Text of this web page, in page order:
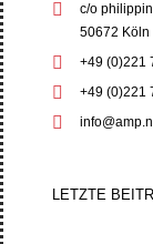
c/o
50672 Köln
+49 (0)221
+49 (0)221
LETZTE